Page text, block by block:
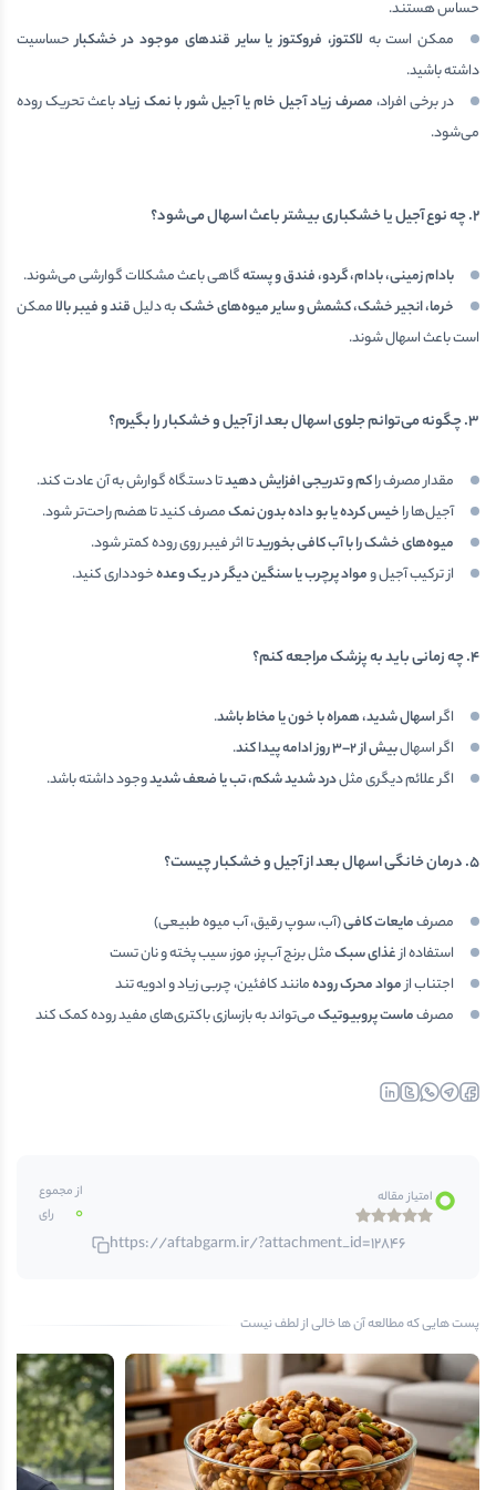
whatsapp
twitter
linkedin
حساس هستند.
ممکن است به لاکتوز، فروکتوز یا سایر قندهای موجود در خشکبارحساسیت
داشته باشید.
در برخی افراد،مصرف زیاد آجیل خام یا آجیل شور با نمک زیادباعث تحریک روده
می‌شود.
۲.چه نوع آجیل یا خشکباری بیشتر باعث اسهال می‌شود؟
بادام زمینی، بادام، گردو، فندق و پستهگاهی باعث مشکلات گوارشی می‌شوند.
خرما، انجیر خشک، کشمش و سایر میوه‌های خشکبه دلیلقند و فیبر بالاممکن
است باعث اسهال شوند.
۳.چگونه می‌توانم جلوی اسهال بعد از آجیل و خشکبار را بگیرم؟
مقدار مصرف راکم و تدریجی افزایش دهیدتا دستگاه گوارش به آن عادت کند.
آجیل‌ها راخیس کرده یا بو داده بدون نمکمصرف کنید تا هضم راحت‌تر شود.
میوه‌های خشک را با آب کافی بخوریدتا اثر فیبر روی روده کمتر شود.
از ترکیب آجیل ومواد پرچرب یا سنگین دیگر در یک وعدهخودداری کنید.
۴.چه زمانی باید به پزشک مراجعه کنم؟
اگراسهال شدید، همراه با خون یا مخاط باشد.
اگر اسهالبیش از۲–۳روز ادامه پیدا کند.
اگر علائم دیگری مثلدرد شدید شکم، تب یا ضعف شدیدوجود داشته باشد.
۵.درمان خانگی اسهال بعد از آجیل و خشکبار چیست؟
مصرفمایعات کافی(آب، سوپ رقیق، آب میوه طبیعی)
استفاده ازغذای سبکمثل برنج آب‌پز، موز، سیب پخته و نان تست
اجتناب ازمواد محرک رودهمانند کافئین، چربی زیاد و ادویه تند
مصرفماست پروبیوتیکمی‌تواند به بازسازی باکتری‌های مفید روده کمک کند
0امتیاز مقاله از مجموع
0 رای
https://aftabgarm.ir/?attachment_id=12846
پست هایی که مطالعه آن ها خالی از لطف نیست